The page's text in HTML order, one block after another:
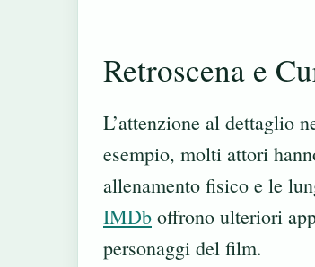
Retroscena e
L’attenzione al dettaglio
esempio, molti attori
allenamento fisico e le
IMDb offrono ulteriori
personaggi del film.